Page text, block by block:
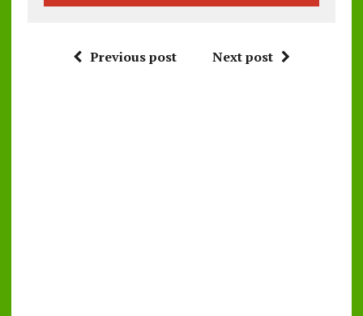
Previous post Next post